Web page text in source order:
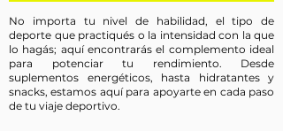
No importa tu nivel de habilidad, el tipo de
deporte que practiqués o la intensidad con la que
lo hagás; aquí encontrarás el complemento ideal
para potenciar tu rendimiento. Desde
suplementos energéticos, hasta hidratantes y
snacks, estamos aquí para apoyarte en cada paso
de tu viaje deportivo.